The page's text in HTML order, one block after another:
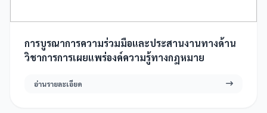
การบูรณาการความร่วมมือและประสานงานทางด้าน
วิชาการการเผยแพร่องค์ความรู้ทางกฎหมาย
อ่านรายละเอียด